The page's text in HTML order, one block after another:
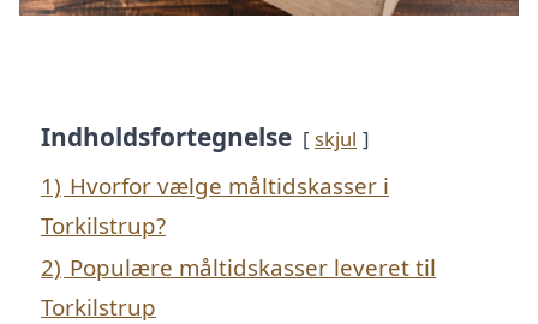
Indholdsfortegnelse skjul
1) Hvorfor vælge måltidskasser i
Torkilstrup?
2) Populære måltidskasser leveret til
Torkilstrup